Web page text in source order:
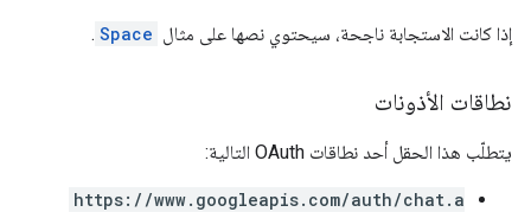
إذا كانت الاستجابة ناجحة، سيحتوي نصها على مثال Space
.
نطاقات الأذونات
يتطلّب هذا الحقل أحد نطاقات OAuth التالية:
https://www.googleapis.com/auth/chat.a